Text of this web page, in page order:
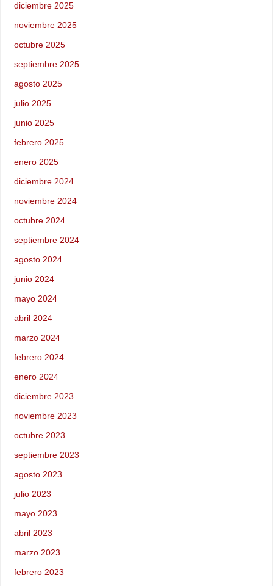
diciembre 2025
noviembre 2025
octubre 2025
septiembre 2025
agosto 2025
julio 2025
junio 2025
febrero 2025
enero 2025
diciembre 2024
noviembre 2024
octubre 2024
septiembre 2024
agosto 2024
junio 2024
mayo 2024
abril 2024
marzo 2024
febrero 2024
enero 2024
diciembre 2023
noviembre 2023
octubre 2023
septiembre 2023
agosto 2023
julio 2023
mayo 2023
abril 2023
marzo 2023
febrero 2023